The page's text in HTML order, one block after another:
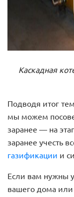
Каскадная
Подводя итог
мы можем
заранее — на
заранее учесть
газификации и
Если вам нужны
вашего дома или